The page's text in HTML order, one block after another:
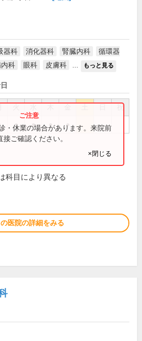
器科 消化器科 腎臓内科
循環器
科 眼科 皮膚科 もっと見る
祝
● ● ● ●
・休業の場合があります。来院前
ご確認ください。
×閉じる
科目により異なる
医院の詳細をみる